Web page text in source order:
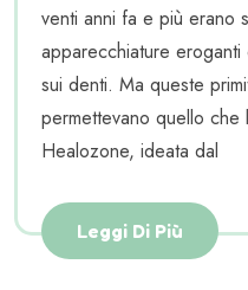
venti anni fa e più erano
apparecchiature
sui denti. Ma queste
permettevano quello che
Healozone, ideata dal
Leggi Di Più